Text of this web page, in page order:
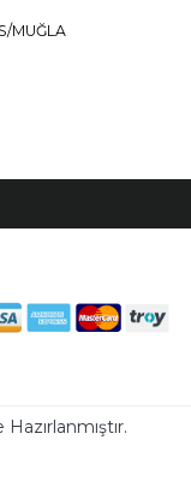
MUĞLA
Hazırlanmıştır.